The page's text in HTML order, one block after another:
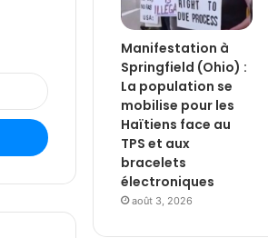
Manifestation à
Springfield (Ohio) :
La population se
mobilise pour les
Haïtiens face au
TPS et aux
bracelets
électroniques
août 3, 2026